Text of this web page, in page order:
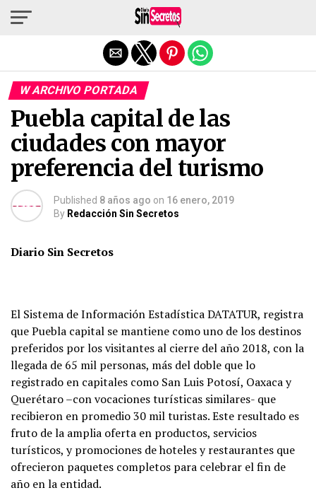
W ARCHIVO PORTADA
Puebla capital de las
ciudades con mayor
preferencia del turismo
Published 8 años ago on 16 enero, 2019
By Redacción Sin Secretos
Diario Sin Secretos
El Sistema de Información Estadística DATATUR, registra
que Puebla capital se mantiene como uno de los destinos
preferidos por los visitantes al cierre del año 2018, con la
llegada de 65 mil personas, más del doble que lo
registrado en capitales como San Luis Potosí, Oaxaca y
Querétaro –con vocaciones turísticas similares- que
recibieron en promedio 30 mil turistas. Este resultado es
fruto de la amplia oferta en productos, servicios
turísticos, y promociones de hoteles y restaurantes que
ofrecieron paquetes completos para celebrar el fin de
año en la entidad.
Salir de la versión móvil